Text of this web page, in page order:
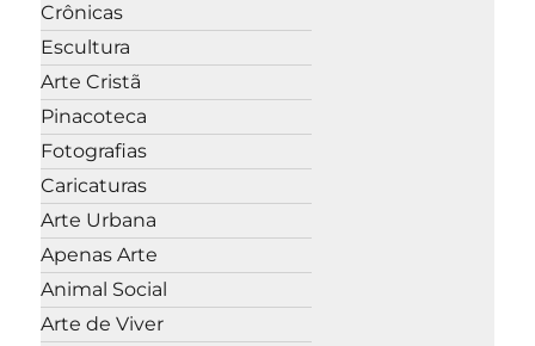
Crônicas
Escultura
Arte Cristã
Pinacoteca
Fotografias
Caricaturas
Arte Urbana
Apenas Arte
Animal Social
Arte de Viver